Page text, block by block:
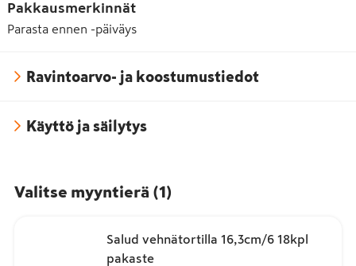
Pakkausmerkinnät
Parasta ennen -päiväys
Ravintoarvo- ja koostumustiedot
Käyttö ja säilytys
Valitse myyntierä (1 )
Salud vehnätortilla 16,3cm/6 18kpl
pakaste